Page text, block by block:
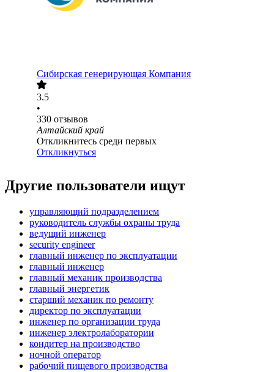
Сибирская генерирующая Компания
3.5
•
330 отзывов
Алтайский край
Откликнитесь среди первых
Откликнуться
Другие пользователи ищут
управляющий подразделением
руководитель службы охраны труда
ведущий инженер
security engineer
главный инженер по эксплуатации
главный инженер
главный механик производства
главный энергетик
старший механик по ремонту
директор по эксплуатации
инженер по организации труда
инженер электролаборатории
кондитер на производство
ночной оператор
рабочий пищевого производства